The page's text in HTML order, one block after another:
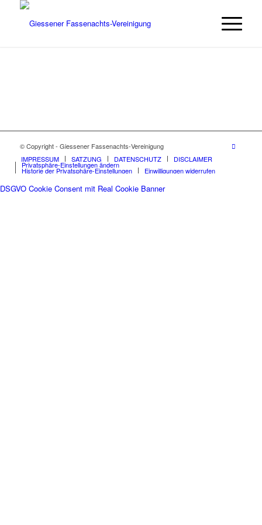
© Copyright - Giessener Fassenachts-Vereinigung
IMPRESSUM
SATZUNG DATENSCHUTZ DISCLAIMER
Privatsphäre-Einstellungen ändern
Historie der Privatsphäre-Einstellungen Einwilligungen widerrufen
DSGVO Cookie Consent mit Real Cookie Banner